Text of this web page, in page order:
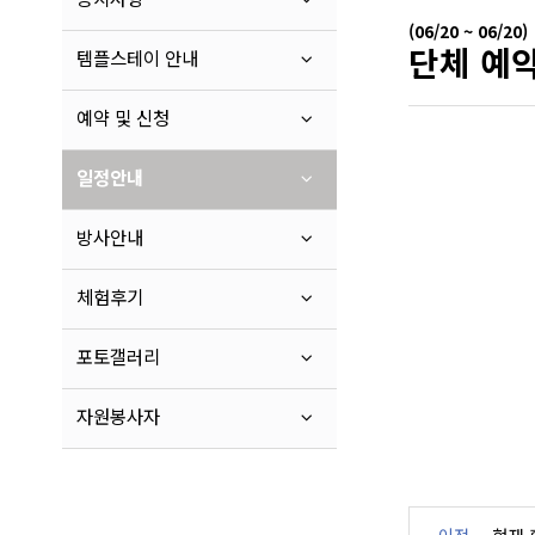
템플스테이 안내
예약 및 신청
일정안내
방사안내
체험후기
포토갤러리
자원봉사자
(06/20 ~ 06/20)
단체 예